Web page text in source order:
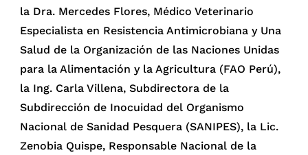
la Dra. Mercedes Flores, Médico Veterinario
Especialista en Resistencia Antimicrobiana y Una
Salud de la Organización de las Naciones Unidas
para la Alimentación y la Agricultura (FAO Perú),
la Ing. Carla Villena, Subdirectora de la
Subdirección de Inocuidad del Organismo
Nacional de Sanidad Pesquera (SANIPES), la Lic.
Zenobia Quispe, Responsable Nacional de la